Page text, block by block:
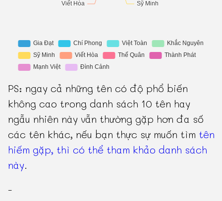
PS: ngay cả những tên có độ phổ biến
không cao trong danh sách 10 tên hay
ngẫu nhiên này vẫn thường gặp hơn đa số
các tên khác, nếu bạn thực sự muốn tìm tên
hiếm gặp, thì có thể tham khảo danh sách
này.
-